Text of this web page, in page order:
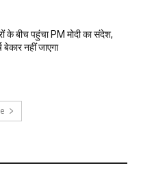
के बीच पहुंचा PM मोदी का संदेश,
नहीं जाएगा